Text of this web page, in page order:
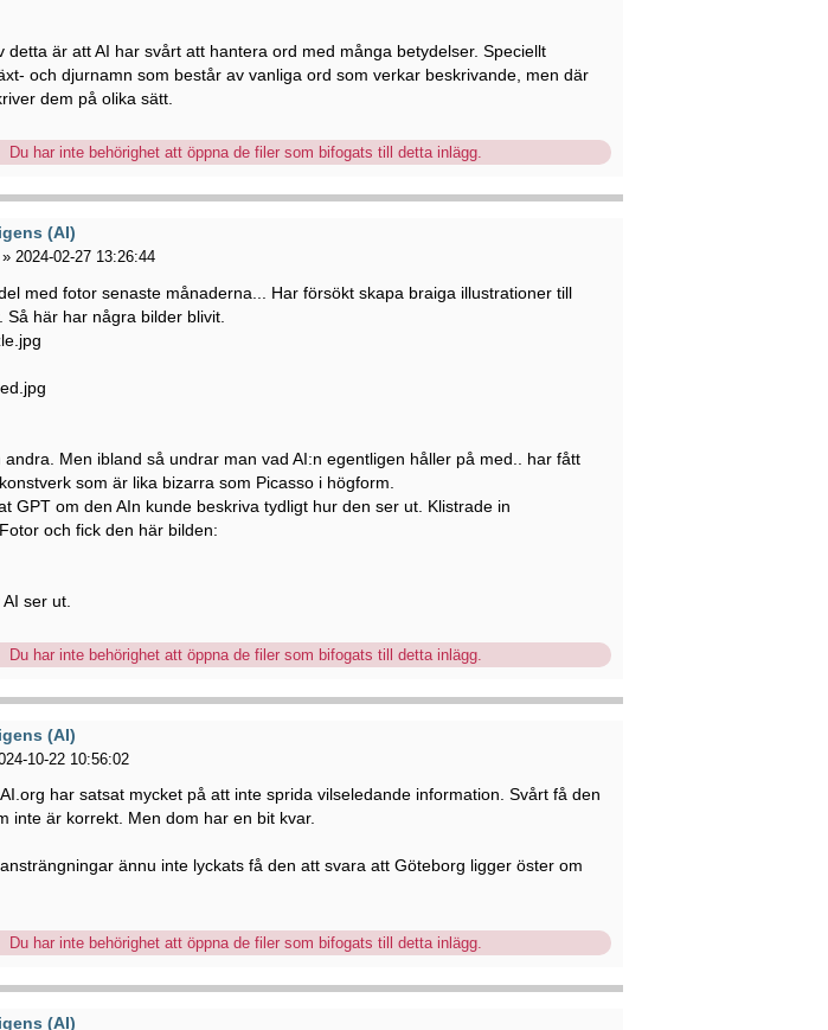
detta är att AI har svårt att hantera ord med många betydelser. Speciellt
och djurnamn som består av vanliga ord som verkar beskrivande, men där
dem på olika sätt.
Du har inte behörighet att öppna de filer som bifogats till detta inlägg.
(AI)
» 2024-02-27 13:26:44
med fotor senaste månaderna... Har försökt skapa braiga illustrationer till
Så här har några bilder blivit.
andra. Men ibland så undrar man vad AI:n egentligen håller på med.. har fått
som är lika bizarra som Picasso i högform.
GPT om den AIn kunde beskriva tydligt hur den ser ut. Klistrade in
och fick den här bilden:
ser ut.
Du har inte behörighet att öppna de filer som bifogats till detta inlägg.
(AI)
10-22 10:56:02
har satsat mycket på att inte sprida vilseledande information. Svårt få den
inte är korrekt. Men dom har en bit kvar.
ännu inte lyckats få den att svara att Göteborg ligger öster om
Du har inte behörighet att öppna de filer som bifogats till detta inlägg.
(AI)